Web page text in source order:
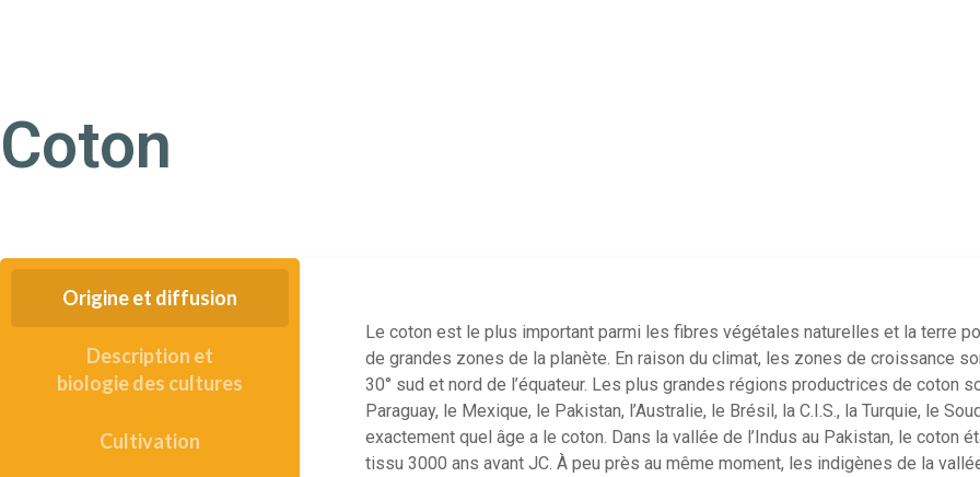
Coton
Origine et diffusion
Description et
biologie des cultures
Cultivation
Le coton est le plus important parmi les fibres végétales naturelles et la terre
de grandes zones de la planète. En raison du climat, les zones de croissance
30° sud et nord de l’équateur. Les plus grandes régions productrices de coton
Paraguay, le Mexique, le Pakistan, l’Australie, le Brésil, la C.I.S., la Turquie, le
exactement quel âge a le coton. Dans la vallée de l’Indus au Pakistan, le coton
tissu 3000 ans avant JC. À peu près au même moment, les indigènes de la